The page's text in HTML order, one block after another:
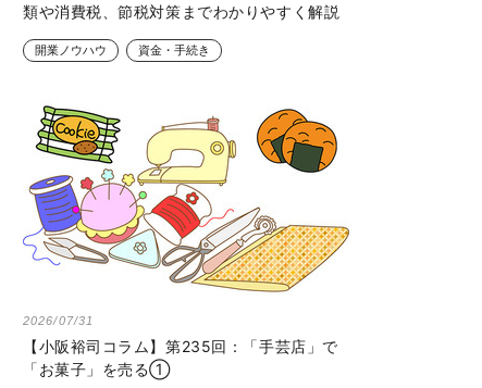
類や消費税、節税対策までわかりやすく解説
開業ノウハウ 資金・手続き
2026/07/31
【小阪裕司コラム】第235回：「手芸店」で
「お菓子」を売る①